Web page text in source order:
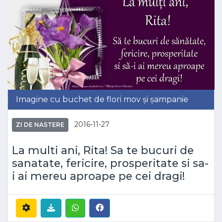
Imagine cu buchet de flori mov și șampanie
ZI DE NASTERE 2016-11-27
La multi ani, Rita! Sa te bucuri de
sanatate, fericire, prosperitate si sa-
i ai mereu aproape pe cei dragi!